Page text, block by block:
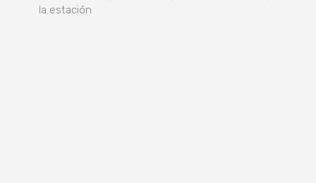
la estación